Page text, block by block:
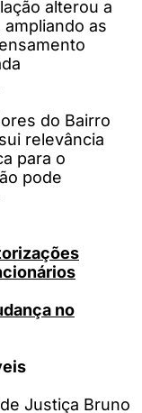
alterou a
as
do Bairro
relevância
para o
pode
no
Justiça Bruno